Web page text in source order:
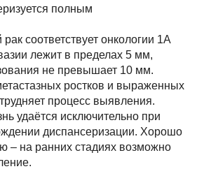
полным
соответствует онкологии 1А
лежит в пределах 5 мм,
не превышает 10 мм.
ростков и выраженных
процесс выявления.
удаётся исключительно при
диспансеризации. Хорошо
– на ранних стадиях возможно